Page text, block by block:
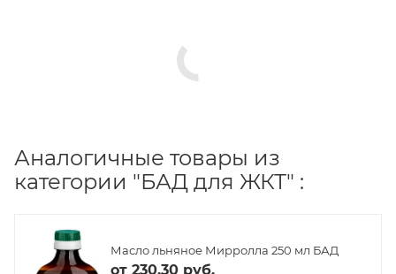
Аналогичные товары из
категории "БАД для ЖКТ" :
Масло льняное Мирролла 250 мл БАД
от 230.30 руб.